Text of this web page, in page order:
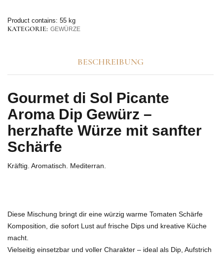
Product contains: 55 kg
KATEGORIE: GEWÜRZE
BESCHREIBUNG
Gourmet di Sol Picante
Aroma Dip Gewürz –
herzhafte Würze mit sanfter
Schärfe
Kräftig. Aromatisch. Mediterran.
Diese Mischung bringt dir eine würzig warme Tomaten Schärfe
Komposition, die sofort Lust auf frische Dips und kreative Küche
macht.
Vielseitig einsetzbar und voller Charakter – ideal als Dip, Aufstrich